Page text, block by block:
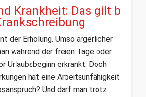
Krankheit: Das gilt b
der Erholung. Umso ärgerlicher
während der freien Tage oder
Urlaubsbeginn erkrankt. Doch
hat eine Arbeitsunfähigkeit
Und darf man trotz